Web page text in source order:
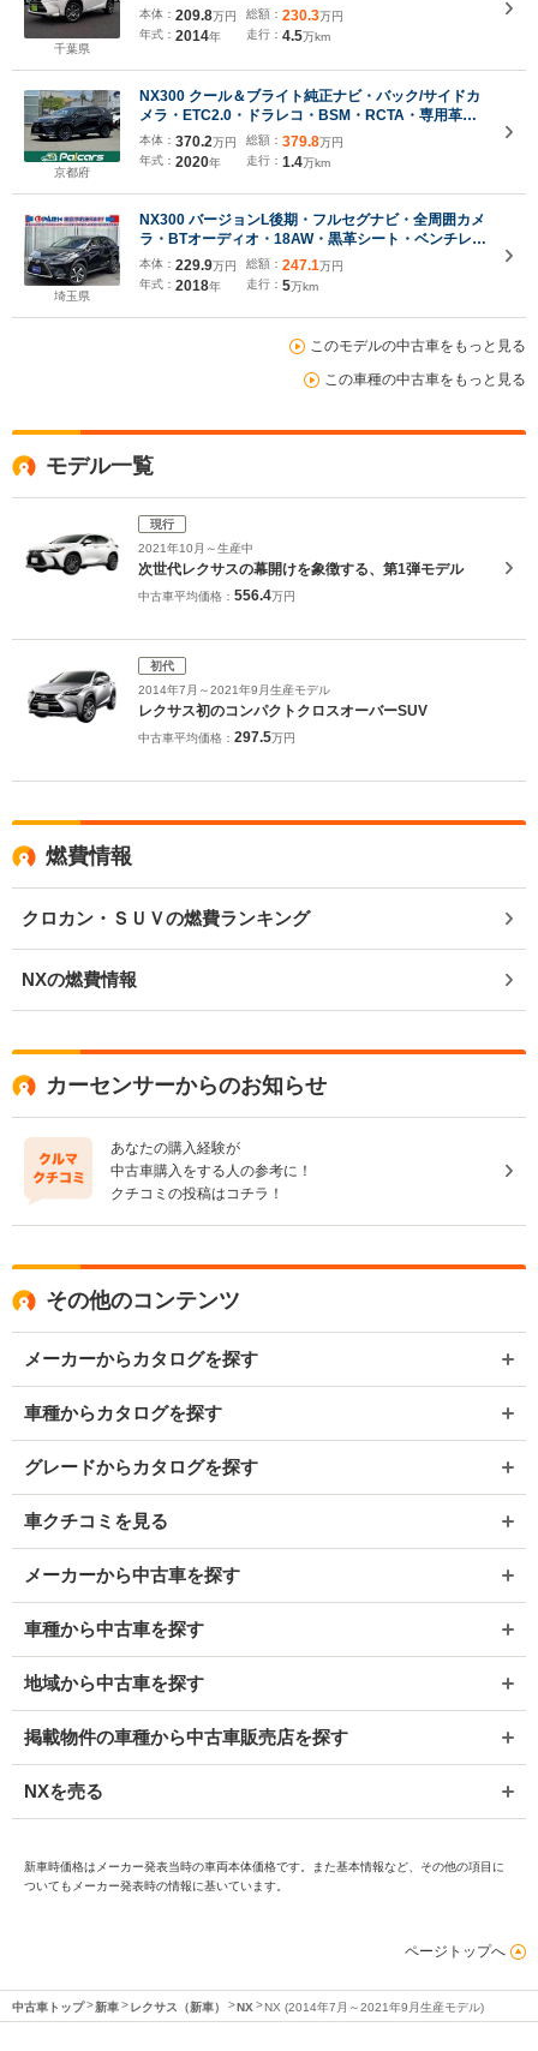
千葉県
本体： 209.8万円
年式： 2014年
総額： 230.3万円
走行： 4.5万km
京都府
NX300 クール＆ブライト純正ナビ・バック/サイドカ
メラ・ETC2.0・ドラレコ・BSM・RCTA・専用革ス
ポーツシート・シートヒーター&ベンチレーション・
ハンズフリーパワーバックドア・ワイヤレス充電・禁
煙車・アフター保証半年間・車検整備付
本体： 370.2万円
年式： 2020年
総額： 379.8万円
走行： 1.4万km
埼玉県
NX300 バージョンL後期・フルセグナビ・全周囲カメ
ラ・BTオーディオ・18AW・黒革シート・ベンチレー
ション・3眼LEDライト・フォグ・ステアリングヒー
ター・レーダークルーズ・ETC・レクサスセーフティ
システム・BSM
本体： 229.9万円
年式： 2018年
総額： 247.1万円
走行： 5万km
このモデルの中古車をもっと見る
この車種の中古車をもっと見る
モデル一覧
現行
2021年10月～生産中
次世代レクサスの幕開けを象徴する、第1弾モデル
中古車平均価格： 556.4万円
初代
2014年7月～2021年9月生産モデル
レクサス初のコンパクトクロスオーバーSUV
中古車平均価格： 297.5万円
燃費情報
クロカン・ＳＵＶの燃費ランキング
NXの燃費情報
カーセンサーからのお知らせ
あなたの購入経験が
中古車購入をする人の参考に！
クチコミの投稿はコチラ！
その他のコンテンツ
メーカーからカタログを探す
車種からカタログを探す
グレードからカタログを探す
車クチコミを見る
メーカーから中古車を探す
車種から中古車を探す
地域から中古車を探す
掲載物件の車種から中古車販売店を探す
NXを売る
新車時価格はメーカー発表当時の車両本体価格です。また基本情報など、その他の項目に
ついてもメーカー発表時の情報に基いています。
ページトップへ
中古車トップ 新車 レクサス（新車） NX NX (2014年7月～2021年9月生産モデル)